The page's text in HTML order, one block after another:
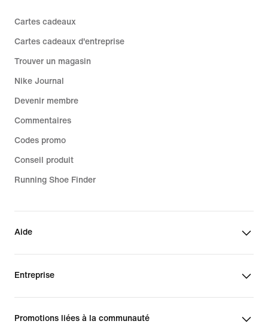
Cartes cadeaux
Cartes cadeaux d'entreprise
Trouver un magasin
Nike Journal
Devenir membre
Commentaires
Codes promo
Conseil produit
Running Shoe Finder
Aide
Entreprise
Promotions liées à la communauté